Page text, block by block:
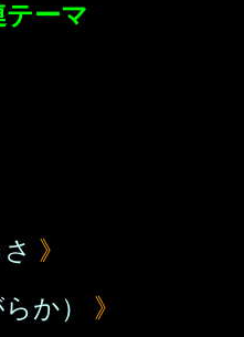
テーマ
》
か）
》